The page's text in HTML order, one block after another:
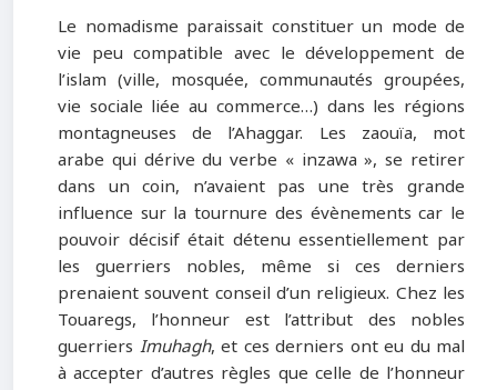
Le nomadisme paraissait constituer un mode de
vie peu compatible avec le développement de
l’islam (ville, mosquée, communautés groupées,
vie sociale liée au commerce…) dans les régions
montagneuses de l’Ahaggar. Les zaouïa, mot
arabe qui dérive du verbe « inzawa », se retirer
dans un coin, n’avaient pas une très grande
influence sur la tournure des évènements car le
pouvoir décisif était détenu essentiellement par
les guerriers nobles, même si ces derniers
prenaient souvent conseil d’un religieux. Chez les
Touaregs, l’honneur est l’attribut des nobles
guerriers Imuhagh, et ces derniers ont eu du mal
à accepter d’autres règles que celle de l’honneur